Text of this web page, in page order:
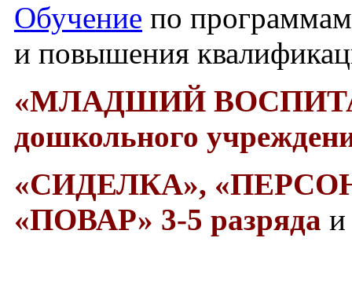
Обучение по
и повышения
«МЛАДШИЙ
дошкольного
«СИДЕЛКА»,
«ПОВАР» 3-5 разряда и